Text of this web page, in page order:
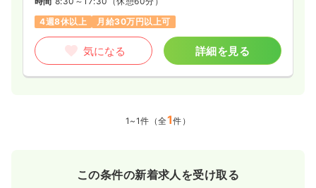
4週8休以上
月給30万円以上可
気になる 詳細を見る
1~1件（全1件）
この条件の新着求人を受け取る